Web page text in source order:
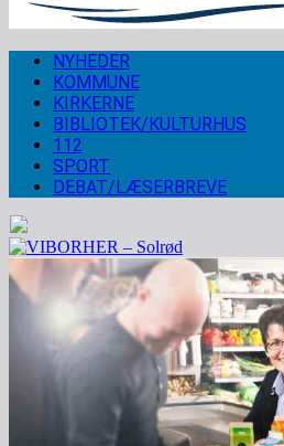
NYHEDER
KOMMUNE
KIRKERNE
BIBLIOTEK/KULTURHUS
112
SPORT
DEBAT/LÆSERBREVE